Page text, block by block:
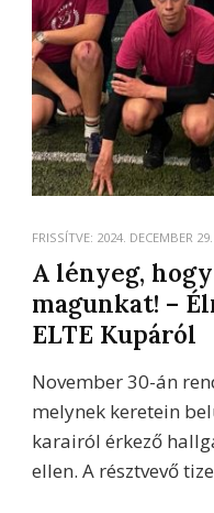
FRISSÍTVE: 2024. DECEMBER 29.
A lényeg,
magunkat! –
ELTE Kupáról
November 30-án
melynek keretein
karairól érkező
ellen. A résztvevő